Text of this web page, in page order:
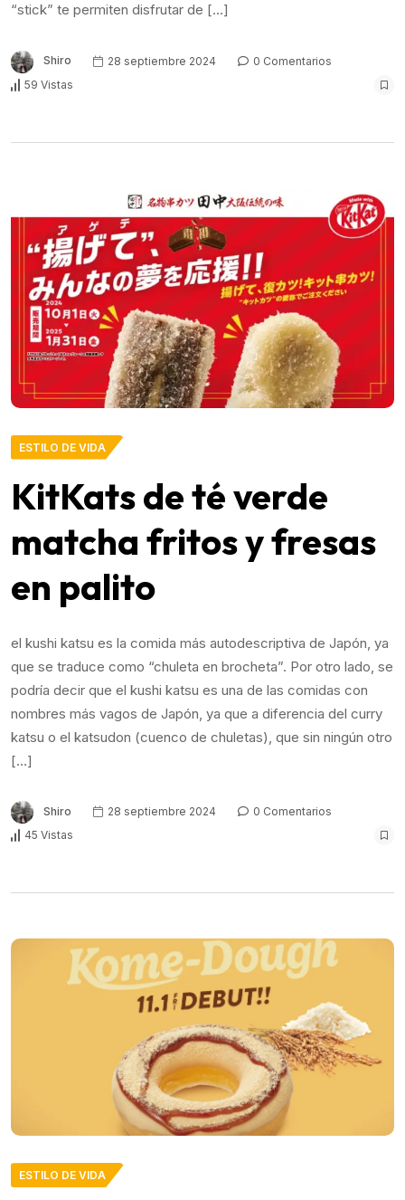
“stick” te permiten disfrutar de […]
Shiro 28 septiembre 2024
0 Comentarios
59 Vistas
ESTILO DE VIDA
KitKats de té verde
matcha fritos y fresas
en palito
el kushi katsu es la comida más autodescriptiva de Japón, ya
que se traduce como “chuleta en brocheta”. Por otro lado, se
podría decir que el kushi katsu es una de las comidas con
nombres más vagos de Japón, ya que a diferencia del curry
katsu o el katsudon (cuenco de chuletas), que sin ningún otro
[…]
Shiro 28 septiembre 2024
0 Comentarios
45 Vistas
ESTILO DE VIDA